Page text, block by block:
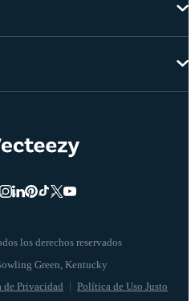
los derechos reservados
de Privacidad Política de Uso Justo